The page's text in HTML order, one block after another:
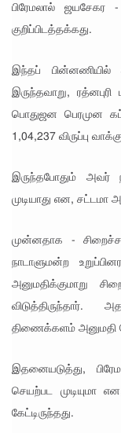
இலக்கு
சீரற்ற
யால் 16
ஆயிரத்தி
ற்கும்
மத்திய
தின் புதிய
ஆளுநர்
எதிர்க்கட்
பிரேமலால் ஜயசேகர
குறிப்பிடத்தக்கது.
இந்தப் பின்னணியில்
இருந்தவாறு,
பொதுஜன பெரமுன
1,04,237 விருப்பு
இருந்தபோதும் அவர்
முடியாது என, சட்டமா
முன்னதாக -
நாடாளுமன்ற
அனுமதிக்குமாறு
விடுத்திருந்தார்.
திணைக்களம் அனுமதி
இதனையடுத்து,
செயற்பட முடியுமா
கேட்டிருந்தது.